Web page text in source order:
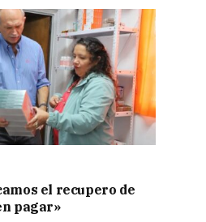
el recupero de
pagar»